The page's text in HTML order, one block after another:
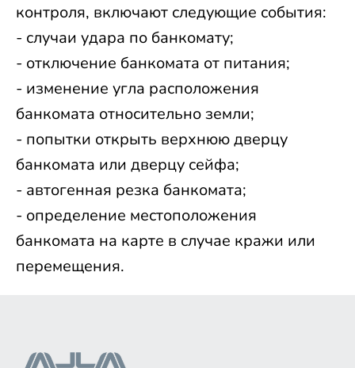
контроля, включают следующие события:
- случаи удара по банкомату;
- отключение банкомата от питания;
- изменение угла расположения
банкомата относительно земли;
- попытки открыть верхнюю дверцу
банкомата или дверцу сейфа;
- автогенная резка банкомата;
- определение местоположения
банкомата на карте в случае кражи или
перемещения.